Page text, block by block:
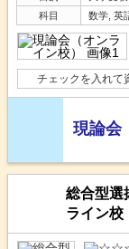
科目
数学, 英
チェックを入れて
現論会
総合型選
ライン校